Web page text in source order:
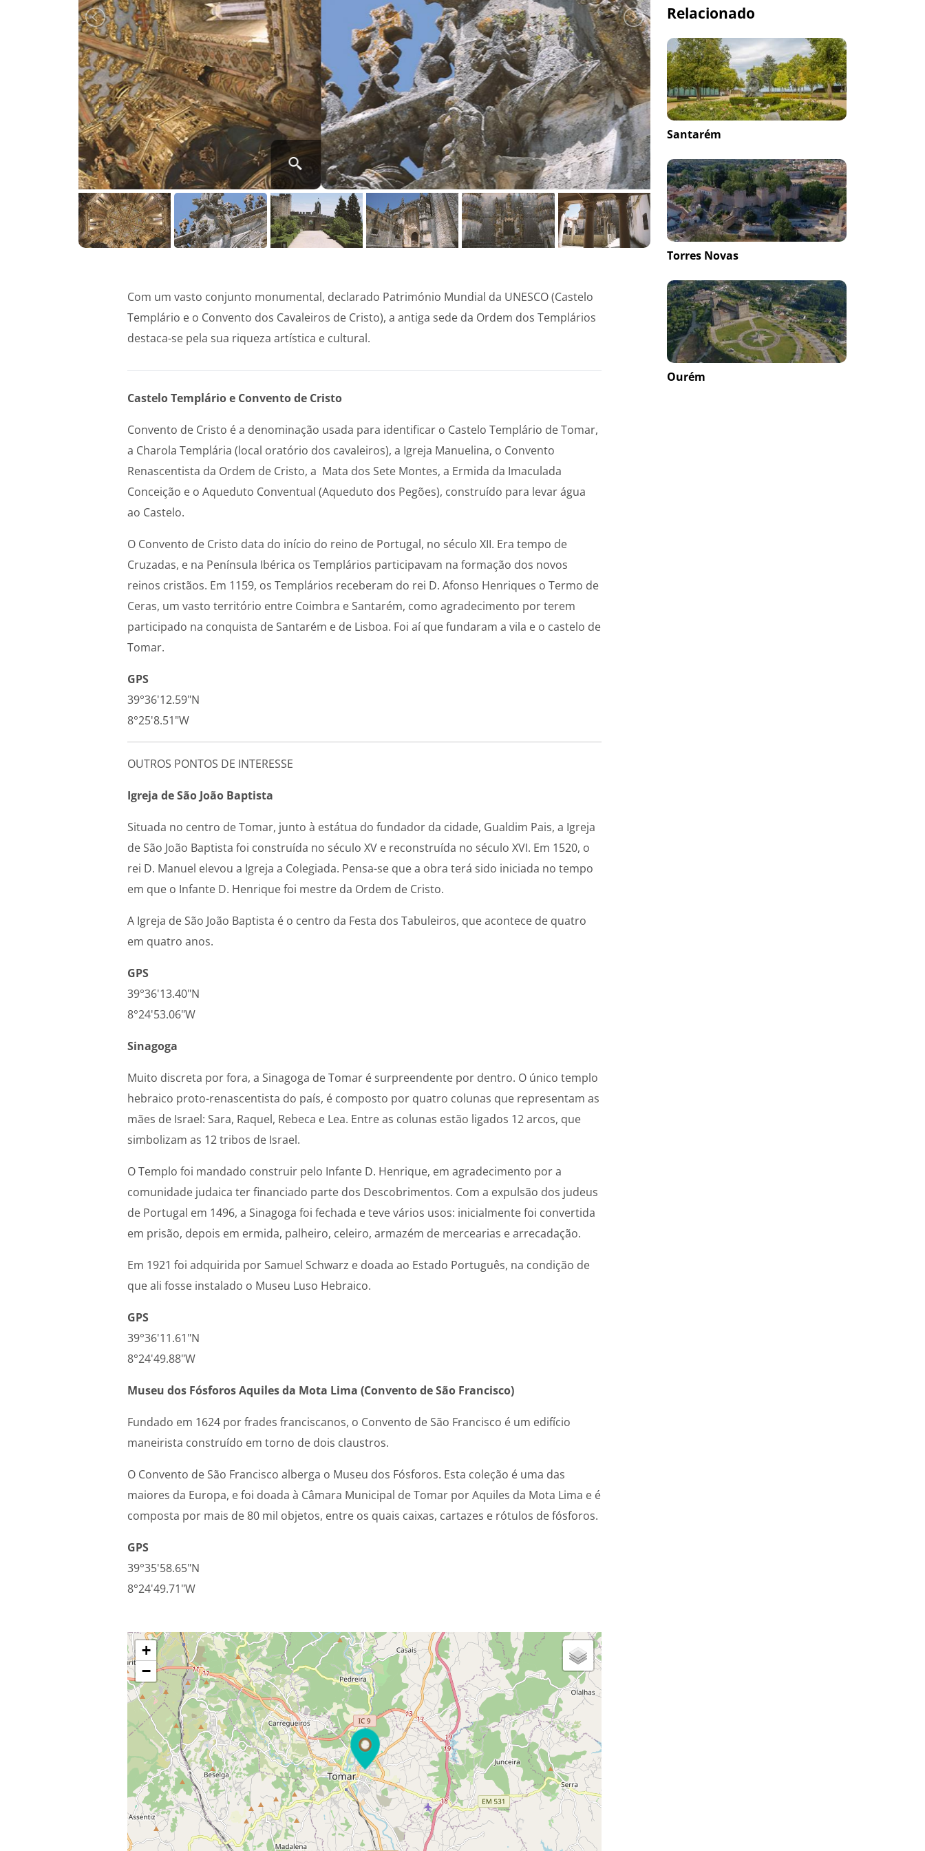
Com um vasto conjunto monumental, declarado Património Mundial da UNESCO (Castelo
Templário e o Convento dos Cavaleiros de Cristo), a antiga sede da Ordem dos Templários
destaca-se pela sua riqueza artística e cultural.
Castelo Templário e Convento de Cristo
Convento de Cristo é a denominação usada para identificar o Castelo Templário de Tomar,
a Charola Templária (local oratório dos cavaleiros), a Igreja Manuelina, o Convento
Renascentista da Ordem de Cristo, a Mata dos Sete Montes, a Ermida da Imaculada
Conceição e o Aqueduto Conventual (Aqueduto dos Pegões), construído para levar água
ao Castelo.
O Convento de Cristo data do início do reino de Portugal, no século XII. Era tempo de
Cruzadas, e na Península Ibérica os Templários participavam na formação dos novos
reinos cristãos. Em 1159, os Templários receberam do rei D. Afonso Henriques o Termo de
Ceras, um vasto território entre Coimbra e Santarém, como agradecimento por terem
participado na conquista de Santarém e de Lisboa. Foi aí que fundaram a vila e o castelo de
Tomar.
GPS
39°36'12.59"N
8°25'8.51"W
OUTROS PONTOS DE INTERESSE
Igreja de São João Baptista
Situada no centro de Tomar, junto à estátua do fundador da cidade, Gualdim Pais, a Igreja
de São João Baptista foi construída no século XV e reconstruída no século XVI. Em 1520, o
rei D. Manuel elevou a Igreja a Colegiada. Pensa-se que a obra terá sido iniciada no tempo
em que o Infante D. Henrique foi mestre da Ordem de Cristo.
A Igreja de São João Baptista é o centro da Festa dos Tabuleiros, que acontece de quatro
em quatro anos.
GPS
39°36'13.40"N
8°24'53.06"W
Sinagoga
Muito discreta por fora, a Sinagoga de Tomar é surpreendente por dentro. O único templo
hebraico proto-renascentista do país, é composto por quatro colunas que representam as
mães de Israel: Sara, Raquel, Rebeca e Lea. Entre as colunas estão ligados 12 arcos, que
simbolizam as 12 tribos de Israel.
O Templo foi mandado construir pelo Infante D. Henrique, em agradecimento por a
comunidade judaica ter financiado parte dos Descobrimentos. Com a expulsão dos judeus
de Portugal em 1496, a Sinagoga foi fechada e teve vários usos: inicialmente foi convertida
em prisão, depois em ermida, palheiro, celeiro, armazém de mercearias e arrecadação.
Em 1921 foi adquirida por Samuel Schwarz e doada ao Estado Português, na condição de
que ali fosse instalado o Museu Luso Hebraico.
GPS
39°36'11.61"N
8°24'49.88"W
Museu dos Fósforos Aquiles da Mota Lima (Convento de São Francisco)
Fundado em 1624 por frades franciscanos, o Convento de São Francisco é um edifício
maneirista construído em torno de dois claustros.
O Convento de São Francisco alberga o Museu dos Fósforos. Esta coleção é uma das
maiores da Europa, e foi doada à Câmara Municipal de Tomar por Aquiles da Mota Lima e é
composta por mais de 80 mil objetos, entre os quais caixas, cartazes e rótulos de fósforos.
GPS
39°35'58.65"N
8°24'49.71"W
+
−
Relacionado
Santarém
Torres Novas
Ourém